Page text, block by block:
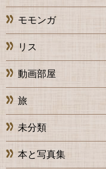
モモンガ
リス
動画部屋
旅
未分類
本と写真集